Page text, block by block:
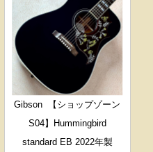
Gibson
【ショップゾーン
S04】Hummingbird
standard EB 2022年製